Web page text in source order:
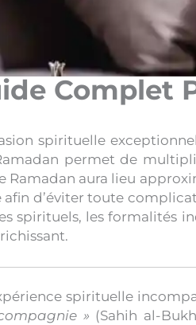
Complet
spirituelle
permet de
aura lieu
d’éviter toute
spirituels, les formalités
» (Sahih al-